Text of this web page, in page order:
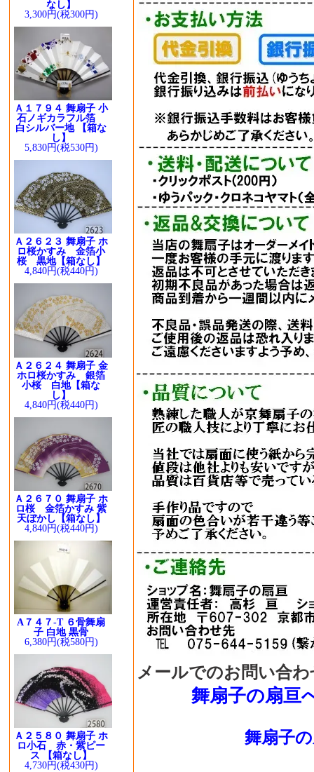
なし】
3,300円(税300円)
Ａ１７９４ 舞扇子 小
石ノギカラフル箔
白シルバー地 【箱な
し】
5,830円(税530円)
Ａ２６２３ 舞扇子 ホ
ロ桜かすみ 金箔小
桜 黒地【箱なし】
4,840円(税440円)
Ａ２６２４ 舞扇子 金
ホロ桜かすみ 銀箔
小桜 白地【箱な
し】
4,840円(税440円)
Ａ２６７０ 舞扇子 ホ
ロ桜 金箔かすみ 紫
天ぼかし【箱なし】
4,840円(税440円)
A７４７-T ６骨舞扇
子 白地 黒骨
6,380円(税580円)
Ａ２５８０ 舞扇子 ホ
ロ小石 赤・紫ピー
ス 【箱なし】
4,730円(税430円)
メールでのお問い合
舞扇子の扇亘
舞扇子